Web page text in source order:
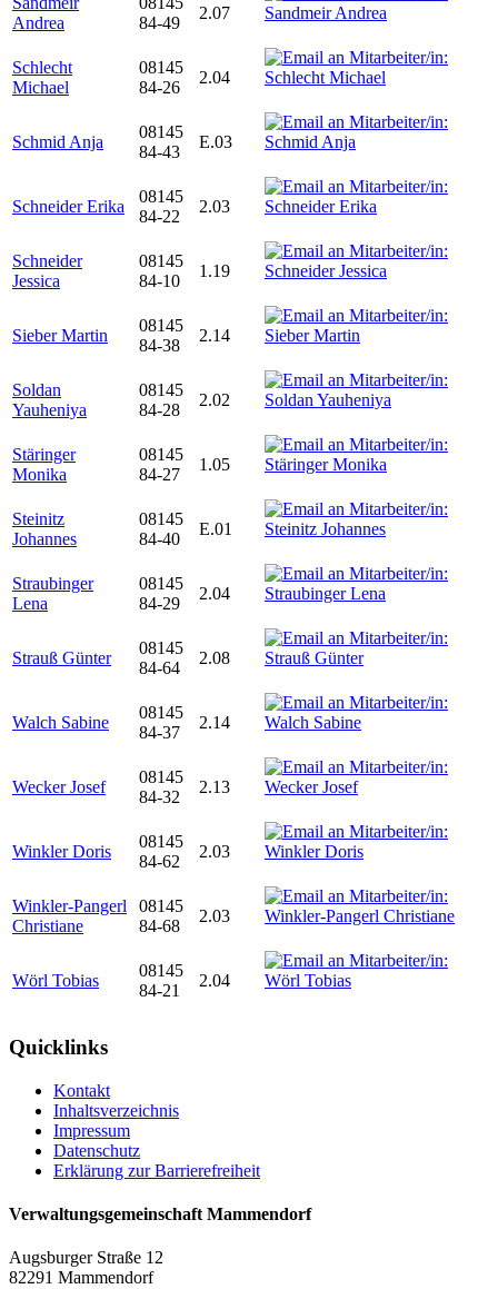
Andrea
84-49
2.07
Schlecht
Michael
08145
84-26
2.04
Schmid Anja
08145
84-43
E.03
Schneider Erika
08145
84-22
2.03
Schneider
Jessica
08145
84-10
1.19
Sieber Martin
08145
84-38
2.14
Soldan
Yauheniya
08145
84-28
2.02
Stäringer
Monika
08145
84-27
1.05
Steinitz
Johannes
08145
84-40
E.01
Straubinger
Lena
08145
84-29
2.04
Strauß Günter
08145
84-64
2.08
Walch Sabine
08145
84-37
2.14
Wecker Josef
08145
84-32
2.13
Winkler Doris
08145
84-62
2.03
Winkler-Pangerl
Christiane
08145
84-68
2.03
Wörl Tobias
08145
84-21
2.04
Quicklinks
Kontakt
Inhaltsverzeichnis
Impressum
Datenschutz
Erklärung zur Barrierefreiheit
Verwaltungsgemeinschaft Mammendorf
Augsburger Straße 12
82291 Mammendorf